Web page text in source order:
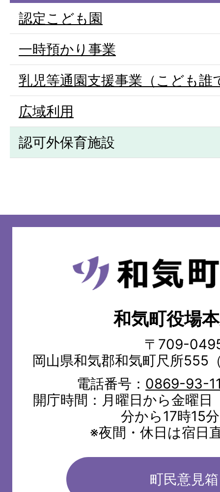
認定こども園
一時預かり事業
乳児等通園支援事業（こども誰
広域利用
認可外保育施設
和
気
和気町役場
〒709-
岡山県和気郡和気町尺所555
電話番号： 0869-93-
開庁時間：月曜日から金曜
分から17時15
※夜間・休日は宿日
町民意見箱